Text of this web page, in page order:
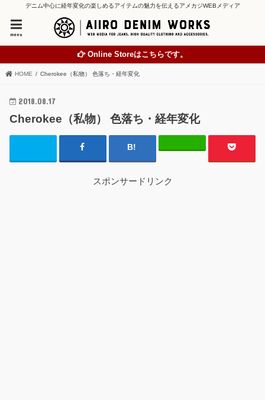
デニム中心に経年変化の楽しめるアイテムの魅力を伝えるアメカジWEBメディア
menu
Online Storeはこちらです。
HOME Cherokee（私物） 色落ち・経年変化
2018.08.17
Cherokee（私物） 色落ち・経年変化
スポンサードリンク